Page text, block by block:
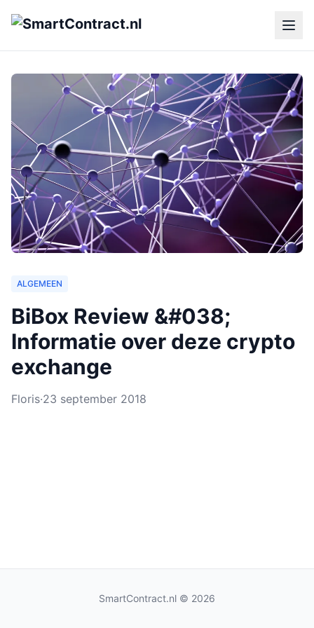
ALGEMEEN
BiBox Review &#038;
Informatie over deze crypto
exchange
Floris·23 september 2018
SmartContract.nl © 2026